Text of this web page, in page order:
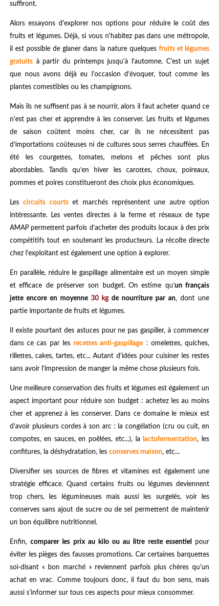
suffiront.
Alors essayons d'explorer nos options pour réduire le coût des
fruits et légumes. Déjà, si vous n'habitez pas dans une métropole,
il est possible de glaner dans la nature quelques fruits et légumes
gratuits à partir du printemps jusqu'à l'automne. C'est un sujet
que nous avons déjà eu l'occasion d'évoquer, tout comme les
plantes comestibles ou les champignons.
Mais ils ne suffisent pas à se nourrir, alors il faut acheter quand ce
n'est pas cher et apprendre à les conserver. Les fruits et légumes
de saison coûtent moins cher, car ils ne nécessitent pas
d’importations coûteuses ni de cultures sous serres chauffées. En
été les courgettes, tomates, melons et pêches sont plus
abordables. Tandis qu’en hiver les carottes, choux, poireaux,
pommes et poires constitueront des choix plus économiques.
Lescircuits courtset marchés représentent une autre option
intéressante. Les ventes directes à la ferme et réseaux de type
AMAP permettent parfois d’acheter des produits locaux à des prix
compétitifs tout en soutenant les producteurs. La récolte directe
chez l'exploitant est également une option à explorer.
En parallèle, réduire le gaspillage alimentaire est un moyen simple
et efficace de préserver son budget. On estime qu’un français
jette encore en moyenne 30 kgde nourriture par an, dont une
partie importante de fruits et légumes.
Il existe pourtant des astuces pour ne pas gaspiller, à commencer
dans ce cas par lesrecettes anti-gaspillage : omelettes, quiches,
rillettes, cakes, tartes, etc... Autant d'idées pour cuisiner les restes
sans avoir l'impression de manger la même chose plusieurs fois.
Une meilleure conservation des fruits et légumes est également un
aspect important pour réduire son budget : achetez les au moins
cher et apprenez à les conserver. Dans ce domaine le mieux est
d'avoir plusieurs cordes à son arc : la congélation (cru ou cuit, en
compotes, en sauces, en poêlées, etc...), la
lactofermentation, les
confitures, la déshydratation, les conserves maison, etc...
Diversifier ses sources de fibres et vitamines est également une
stratégie efficace. Quand certains fruits ou légumes deviennent
trop chers, les légumineuses mais aussi les surgelés, voir les
conserves sans ajout de sucre ou de sel permettent de maintenir
un bon équilibre nutritionnel.
Enfin,comparer les prix au kilo ou au litre reste essentiel
pour
éviter les pièges des fausses promotions. Car certaines barquettes
soi-disant « bon marché » reviennent parfois plus chères qu’un
achat en vrac. Comme toujours donc, il faut du bon sens, mais
aussi s'informer sur tous ces aspects pour mieux consommer.